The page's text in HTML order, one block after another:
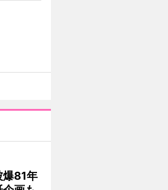
爆81年